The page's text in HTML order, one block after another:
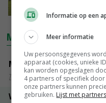
MARKTPRIJZEN
Magere melkpoeder
Zuivel NL
Vleeskuikens 2001-2600 gr
Informatie op een
Meer informatie
Uw persoonsgegevens
apparaat (cookies, unieke
kan worden opgeslagen
4 partners of specifiek
onze partners kunnen
gebruiken. Lijst met